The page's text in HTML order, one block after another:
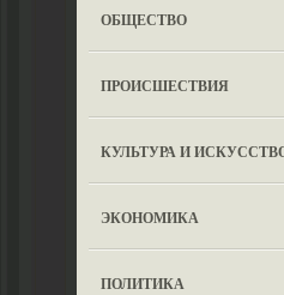
ОБЩЕСТВО
ПРОИСШЕСТВИЯ
КУЛЬТУРА И
ЭКОНОМИКА
ПОЛИТИКА